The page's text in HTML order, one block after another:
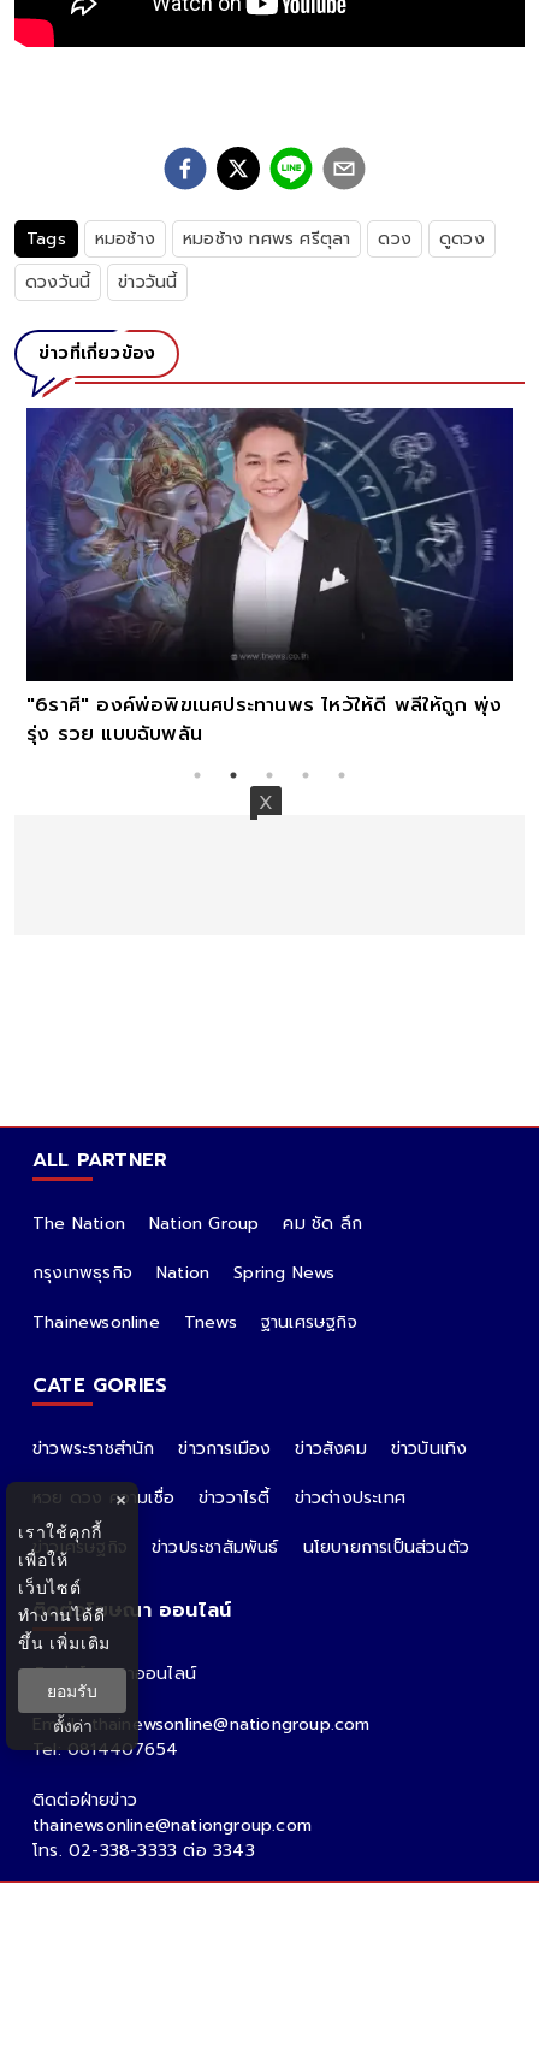
Tags หมอช้าง หมอช้าง ทศพร ศรีตุลา ดวง
ดูดวง
ดวงวันนี้
ข่าววันนี้
ข่าวที่เกี่ยวข้อง
"6ราศี" องค์พ่อพิฆเนศประทานพร ไหว้ให้ดี พลีให้ถูก พุ่ง
รุ่ง รวย แบบฉับพลัน
ALL PARTNER
The Nation Nation Group
คม ชัด ลึก
กรุงเทพธุรกิจ
Nation
Spring News
Thainewsonline
Tnews ฐานเศรษฐกิจ
CATE GORIES
ข่าวพระราชสำนัก ข่าวการเมือง ข่าวสังคม
ข่าวบันเทิง
หวย ดวง ความเชื่อ
ข่าววาไรตี้
ข่าวต่างประเทศ
ข่าวเศรษฐกิจ
ข่าวประชาสัมพันธ์ นโยบายการเป็นส่วนตัว
ติดต่อโฆษณา ออนไลน์
ติดต่อโฆษณาออนไลน์
คุณอ้อ
Email : thainewsonline@nationgroup.com
Tel: 0814407654
ติดต่อฝ่ายข่าว
thainewsonline@nationgroup.com
โทร. 02-338-3333 ต่อ 3343
×
เราใช้คุกกี้
เพื่อให้
เว็บไซต์
ทำงานได้ดี
ขึ้น เพิ่มเติม
ยอมรับ
ตั้งค่า